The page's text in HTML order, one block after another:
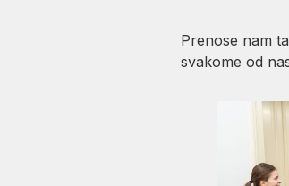
Prenose nam
svakome od